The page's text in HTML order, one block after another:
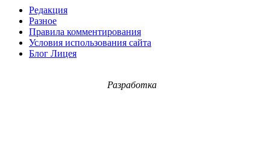
Редакция
Разное
Правила комментирования
Условия использования сайта
Блог Лицея
Разработка